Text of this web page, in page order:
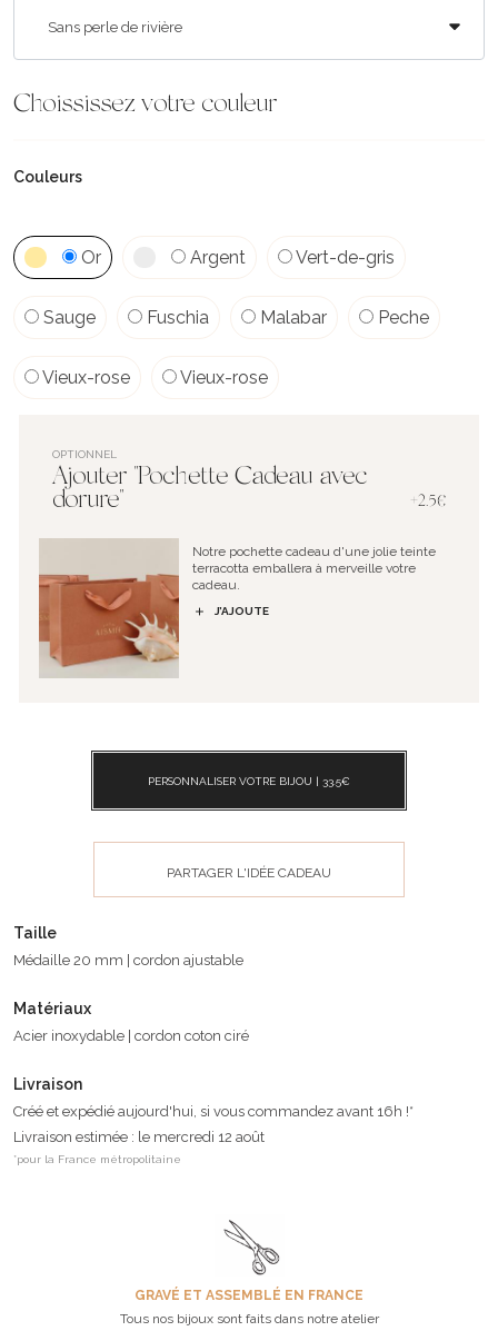
Choississez votre couleur
Couleurs
Or Argent Vert-de-gris
Sauge Fuschia Malabar Peche
Vieux-rose Vieux-rose
OPTIONNEL
Ajouter "Pochette Cadeau avec
dorure"
+2.5€
Notre pochette cadeau d'une jolie teinte
terracotta emballera à merveille votre
cadeau.
J’AJOUTE
PERSONNALISER VOTRE BIJOU | 33.5€
PARTAGER L'IDÉE CADEAU
Taille
Médaille 20 mm | cordon ajustable
Matériaux
Acier inoxydable | cordon coton ciré
Livraison
Créé et expédié aujourd'hui, si vous commandez avant 16h !*
Livraison estimée : le mercredi 12 août
*pour la France métropolitaine
GRAVÉ ET ASSEMBLÉ EN FRANCE
Tous nos bijoux sont faits dans notre atelier